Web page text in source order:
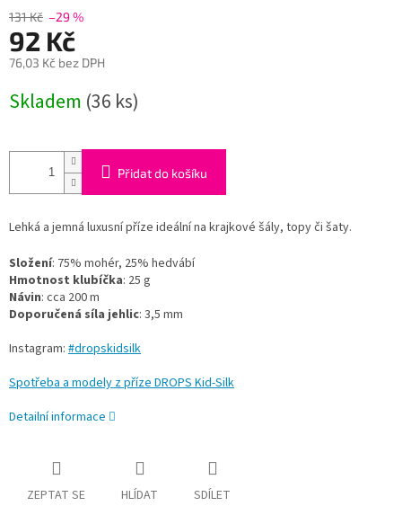
131 Kč –29 %
92 Kč
76,03 Kč bez DPH
cena:
Skladem (36 ks)
Přidat do košíku
Lehká a jemná luxusní příze ideální na krajkové šály, topy či šaty.
Složení: 75% mohér, 25% hedvábí
Hmotnost klubíčka: 25 g
Návin: cca 200 m
Doporučená síla jehlic: 3,5 mm
Instagram: #dropskidsilk
Spotřeba a modely z příze DROPS Kid-Silk
Detailní informace
ZEPTAT SE HLÍDAT SDÍLET